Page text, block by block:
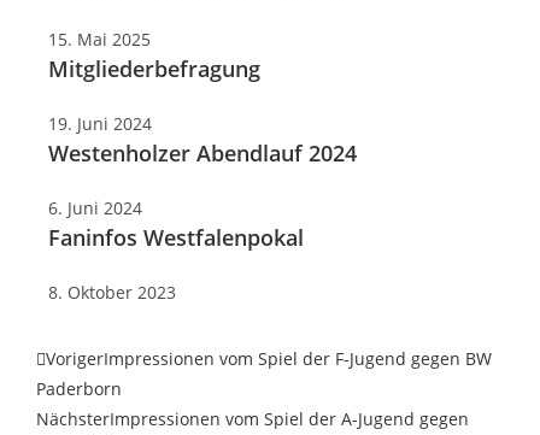
15. Mai 2025
Mitgliederbefragung
19. Juni 2024
Westenholzer Abendlauf 2024
6. Juni 2024
Faninfos Westfalenpokal
8. Oktober 2023
VorigerImpressionen vom Spiel der F-Jugend gegen BW
Paderborn
NächsterImpressionen vom Spiel der A-Jugend gegen